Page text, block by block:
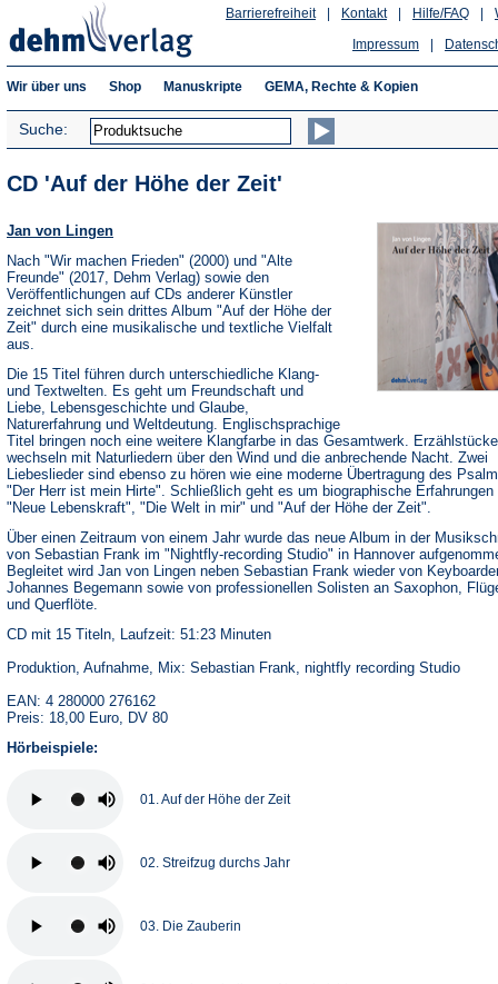
Hilfe/FAQ
Kontakt
Barrierefreiheit
Impressum
Wir über uns Shop Manuskripte GEMA, Rechte & Kopien
Suche:
CD 'Auf der Höhe der Zeit'
Jan von Lingen
Nach "Wir machen Frieden" (2000) und "Alte
Freunde" (2017, Dehm Verlag) sowie den
Veröffentlichungen auf CDs anderer Künstler
zeichnet sich sein drittes Album "Auf der Höhe der
Zeit" durch eine musikalische und textliche Vielfalt
aus.
Die 15 Titel führen durch unterschiedliche Klang-
und Textwelten. Es geht um Freundschaft und
Liebe, Lebensgeschichte und Glaube,
Naturerfahrung und Weltdeutung. Englischsprachige
Titel bringen noch eine weitere Klangfarbe in das Gesamtwerk. Erzählstücke
wechseln mit Naturliedern über den Wind und die anbrechende Nacht. Zwei
Liebeslieder sind ebenso zu hören wie eine moderne Übertragung des
"Der Herr ist mein Hirte". Schließlich geht es um biographische Erfahrungen
"Neue Lebenskraft", "Die Welt in mir" und "Auf der Höhe der Zeit".
Über einen Zeitraum von einem Jahr wurde das neue Album in der
von Sebastian Frank im "Nightfly-recording Studio" in Hannover
Begleitet wird Jan von Lingen neben Sebastian Frank wieder von
Johannes Begemann sowie von professionellen Solisten an Saxophon,
und Querflöte.
CD mit 15 Titeln, Laufzeit: 51:23 Minuten
Produktion, Aufnahme, Mix: Sebastian Frank, nightfly recording Studio
EAN: 4 280000 276162
Preis: 18,00 Euro, DV 80
Hörbeispiele:
01. Auf der Höhe der Zeit
02. Streifzug durchs Jahr
03. Die Zauberin